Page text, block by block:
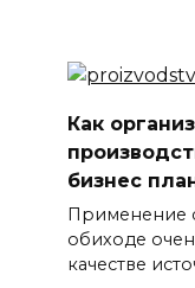
Как
бизнес
Применение
обиходе
качестве